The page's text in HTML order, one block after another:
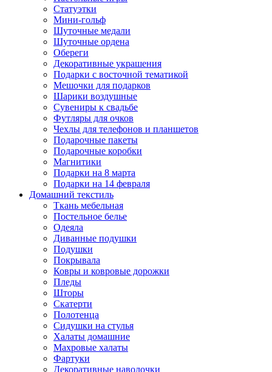
Статуэтки
Мини-гольф
Шуточные медали
Шуточные ордена
Обереги
Декоративные украшения
Подарки с восточной тематикой
Мешочки для подарков
Шарики воздушные
Сувениры к свадьбе
Футляры для очков
Чехлы для телефонов и планшетов
Подарочные пакеты
Подарочные коробки
Магнитики
Подарки на 8 марта
Подарки на 14 февраля
Домашний текстиль
Ткань мебельная
Постельное белье
Одеяла
Диванные подушки
Подушки
Покрывала
Ковры и ковровые дорожки
Пледы
Шторы
Скатерти
Полотенца
Сидушки на стулья
Халаты домашние
Махровые халаты
Фартуки
Декоративные наволочки